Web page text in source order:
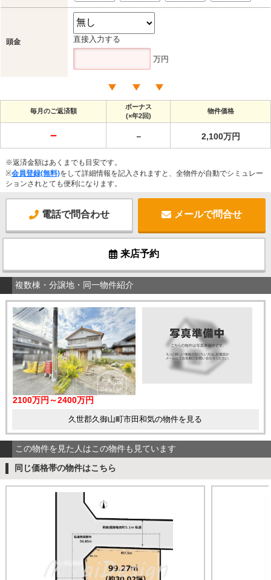
頭金 直接入力する
万円
毎月のご返済額
ボーナス
(×年2回)
物件価格
－ － 2,100万円
※返済金額はあくまでも目安です。
※会員登録(無料)をして詳細情報を記入されますと、全物件が自動でシミュレー
ションされとても便利になります。
電話で問合わせ メールで問合せ
来店予約
複数棟・分譲地・同一物件紹介
2100万円～2400万円
久世郡久御山町市田和気の物件を見る
この物件を見た人はこの物件も見ています
同じ価格帯の物件はこちら